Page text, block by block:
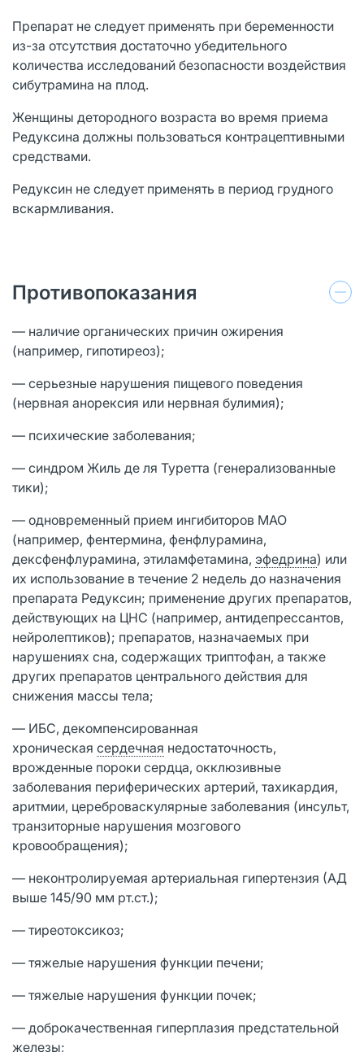
Препарат не следует применять при беременности
из-за отсутствия достаточно убедительного
количества исследований безопасности воздействия
сибутрамина на плод.
Женщины детородного возраста во время приема
Редуксина должны пользоваться контрацептивными
средствами.
Редуксин не следует применять в период грудного
вскармливания.
Противопоказания
— наличие органических причин ожирения
(например, гипотиреоз);
— серьезные нарушения пищевого поведения
(нервная анорексия или нервная булимия);
— психические заболевания;
— синдром Жиль де ля Туретта (генерализованные
тики);
— одновременный прием ингибиторов МАО
(например, фентермина, фенфлурамина,
дексфенфлурамина, этиламфетамина, эфедрина) или
их использование в течение 2 недель до назначения
препарата Редуксин; применение других препаратов,
действующих на ЦНС (например, антидепрессантов,
нейролептиков); препаратов, назначаемых при
нарушениях сна, содержащих триптофан, а также
других препаратов центрального действия для
снижения массы тела;
— ИБС, декомпенсированная
хроническая сердечная недостаточность,
врожденные пороки сердца, окклюзивные
заболевания периферических артерий, тахикардия,
аритмии, цереброваскулярные заболевания (инсульт,
транзиторные нарушения мозгового
кровообращения);
— неконтролируемая артериальная гипертензия (АД
выше 145/90 мм рт.ст.);
— тиреотоксикоз;
— тяжелые нарушения функции печени;
— тяжелые нарушения функции почек;
— доброкачественная гиперплазия предстательной
железы;